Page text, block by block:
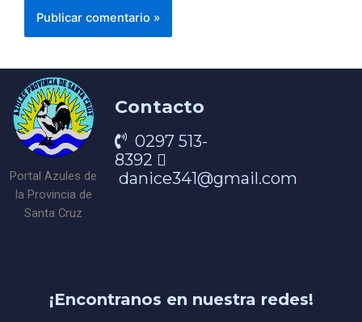
Portal Azules de
la Provincia de
Santa Cruz
Contacto
0297 513-
8392
danice341@gmail.com
¡Encontranos en nuestra redes!